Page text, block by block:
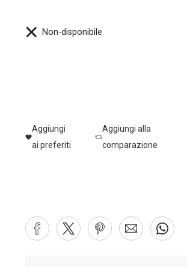
Non-disponibile
Aggiungi
ai preferiti
Aggiungi alla
comparazione